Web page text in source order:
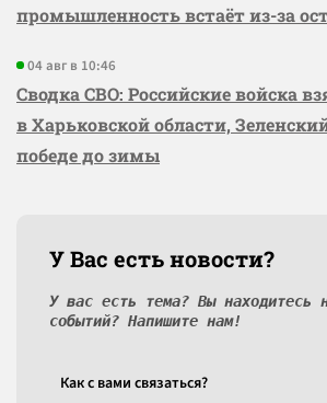
промышленность встаёт из-за
04 авг в 10:46
Сводка СВО: Российские войска
в Харьковской области,
победе до зимы
У Вас есть новости?
У вас есть тема? Вы находитесь
событий? Напишите нам!
Как c вами связаться?